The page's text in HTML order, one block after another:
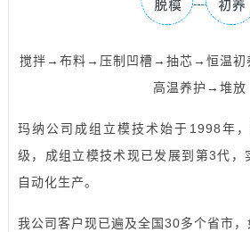
搅拌→布料→压制凹槽→抽芯→恒温
高温养护→堆放
玛纳公司成组立模技术始于1998年
级，成组立模技术现已发展到第3代，
自动化生产。
我公司客户现已遍及全国30多个省市